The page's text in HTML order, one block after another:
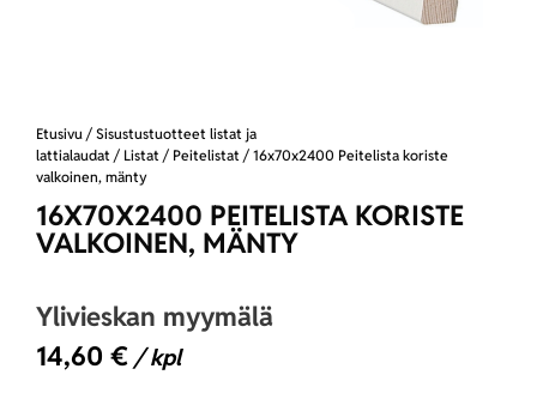
Etusivu / Sisustustuotteet listat ja
lattialaudat / Listat / Peitelistat / 16x70x2400 Peitelista koriste
valkoinen, mänty
16X70X2400 PEITELISTA KORISTE
VALKOINEN, MÄNTY
Ylivieskan myymälä
14,60 € / kpl